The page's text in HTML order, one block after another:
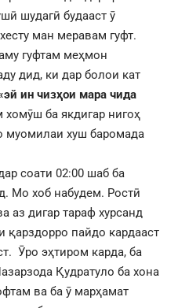
шудагӣ будааст ӯ
ман меравам гуфт.
гуфтам меҳмон
дид, ки дар болои кат
ин чизҳои мара чида
ба якдигар нигоҳ
муомилаи хуш баромада
соати 02:00 шаб ба
Мо хоб набудем. Ростӣ
аз дигар тараф хурсанд
қарздорро пайдо кардааст
Ӯро эҳтиром карда, ба
Қудратуло ба хона
ва ба ӯ марҳамат